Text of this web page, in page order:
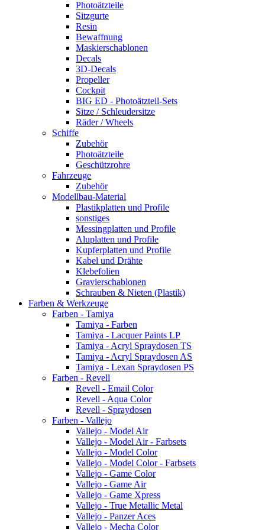
Photoätzteile
Sitzgurte
Resin
Bewaffnung
Maskierschablonen
Decals
3D-Decals
Propeller
Cockpit
BIG ED - Photoätzteil-Sets
Sitze / Schleudersitze
Räder / Wheels
Schiffe
Zubehör
Photoätzteile
Geschützrohre
Fahrzeuge
Zubehör
Modellbau-Material
Plastikplatten und Profile
sonstiges
Messingplatten und Profile
Aluplatten und Profile
Kupferplatten und Profile
Kabel und Drähte
Klebefolien
Gravierschablonen
Schrauben & Nieten (Plastik)
Farben & Werkzeuge
Farben - Tamiya
Tamiya - Farben
Tamiya - Lacquer Paints LP
Tamiya - Acryl Spraydosen TS
Tamiya - Acryl Spraydosen AS
Tamiya - Lexan Spraydosen PS
Farben - Revell
Revell - Email Color
Revell - Aqua Color
Revell - Spraydosen
Farben - Vallejo
Vallejo - Model Air
Vallejo - Model Air - Farbsets
Vallejo - Model Color
Vallejo - Model Color - Farbsets
Vallejo - Game Color
Vallejo - Game Air
Vallejo - Game Xpress
Vallejo - True Metallic Metal
Vallejo - Panzer Aces
Vallejo - Mecha Color